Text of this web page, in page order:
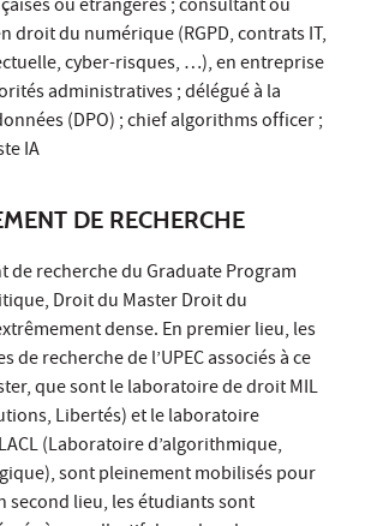
ou étrangères ; consultant ou
droit du numérique (RGPD, contrats IT,
cyber-risques, …), en entreprise
administratives ; délégué à la
(DPO) ; chief algorithms officer ;
IA
DE RECHERCHE
de recherche du Graduate Program
Droit du Master Droit du
dense. En premier lieu, les
de recherche de l’UPEC associés à ce
que sont le laboratoire de droit MIL
Libertés) et le laboratoire
(Laboratoire d’algorithmique,
sont pleinement mobilisés pour
second lieu, les étudiants sont